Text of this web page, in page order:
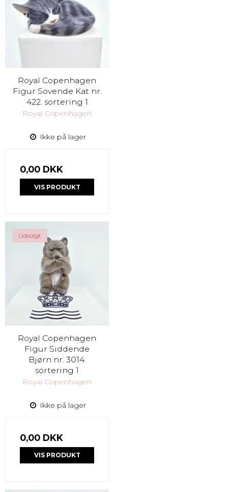
Royal Copenhagen
Figur Sovende Kat nr.
422. sortering 1
Royal Copenhagen
Ikke på lager
0,00 DKK
VIS PRODUKT
Udsolgt
Royal Copenhagen
Figur Siddende
Bjørn nr. 3014.
sortering 1
Royal Copenhagen
Ikke på lager
0,00 DKK
VIS PRODUKT